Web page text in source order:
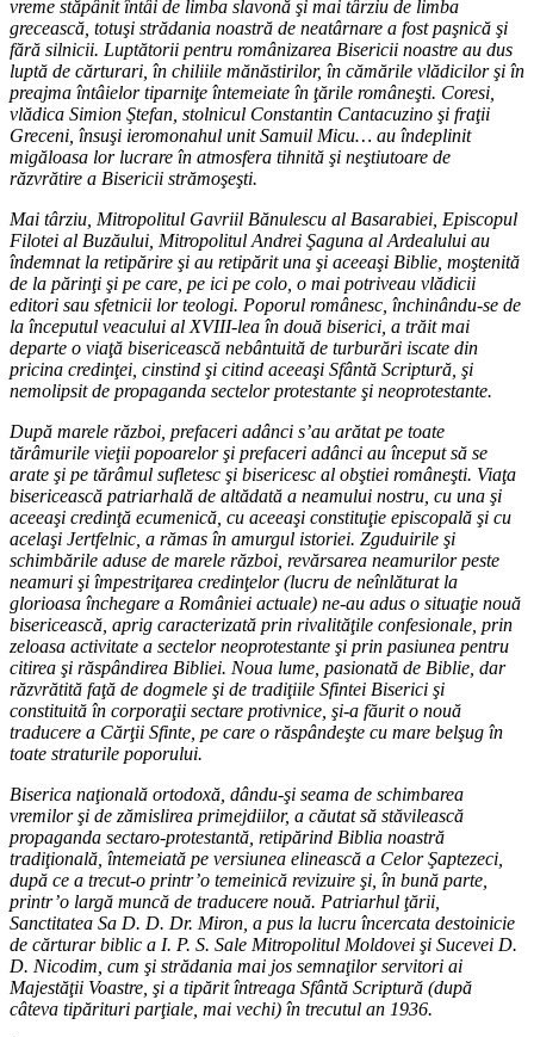
vreme stăpânit întâi de limba slavonă şi mai târziu de limba
grecească, totuşi strădania noastră de neatârnare a fost paşnică şi
fără silnicii. Luptătorii pentru românizarea Bisericii noastre au dus
luptă de cărturari, în chiliile mănăstirilor, în cămările vlădicilor şi în
preajma întâielor tiparniţe întemeiate în ţările româneşti. Coresi,
vlădica Simion Ştefan, stolnicul Constantin Cantacuzino şi fraţii
Greceni, însuşi ieromonahul unit Samuil Micu… au îndeplinit
migăloasa lor lucrare în atmosfera tihnită şi neştiutoare de
răzvrătire a Bisericii strămoşeşti.
Mai târziu, Mitropolitul Gavriil Bănulescu al Basarabiei, Episcopul
Filotei al Buzăului, Mitropolitul Andrei Şaguna al Ardealului au
îndemnat la retipărire şi au retipărit una şi aceeaşi Biblie, moştenită
de la părinţi şi pe care, pe ici pe colo, o mai potriveau vlădicii
editori sau sfetnicii lor teologi. Poporul românesc, închinându-se de
la începutul veacului al XVIII-lea în două biserici, a trăit mai
departe o viaţă bisericească nebântuită de turburări iscate din
pricina credinţei, cinstind şi citind aceeaşi Sfântă Scriptură, şi
nemolipsit de propaganda sectelor protestante şi neoprotestante.
După marele război, prefaceri adânci s’au arătat pe toate
tărâmurile vieţii popoarelor şi prefaceri adânci au început să se
arate şi pe tărâmul sufletesc şi bisericesc al obştiei româneşti. Viaţa
bisericească patriarhală de altădată a neamului nostru, cu una şi
aceeaşi credinţă ecumenică, cu aceeaşi constituţie episcopală şi cu
acelaşi Jertfelnic, a rămas în amurgul istoriei. Zguduirile şi
schimbările aduse de marele război, revărsarea neamurilor peste
neamuri şi împestriţarea credinţelor (lucru de neînlăturat la
glorioasa închegare a României actuale) ne-au adus o situaţie nouă
bisericească, aprig caracterizată prin rivalităţile confesionale, prin
zeloasa activitate a sectelor neoprotestante şi prin pasiunea pentru
citirea şi răspândirea Bibliei. Noua lume, pasionată de Biblie, dar
răzvrătită faţă de dogmele şi de tradiţiile Sfintei Biserici şi
constituită în corporaţii sectare protivnice, şi-a făurit o nouă
traducere a Cărţii Sfinte, pe care o răspândeşte cu mare belşug în
toate straturile poporului.
Biserica naţională ortodoxă, dându-şi seama de schimbarea
vremilor şi de zămislirea primejdiilor, a căutat să stăvilească
propaganda sectaro-protestantă, retipărind Biblia noastră
tradiţională, întemeiată pe versiunea elinească a Celor Şaptezeci,
după ce a trecut-o printr’o temeinică revizuire şi, în bună parte,
printr’o largă muncă de traducere nouă. Patriarhul ţării,
Sanctitatea Sa D. D. Dr. Miron, a pus la lucru încercata destoinicie
de cărturar biblic a I. P. S. Sale Mitropolitul Moldovei şi Sucevei D.
D. Nicodim, cum şi strădania mai jos semnaţilor servitori ai
Majestăţii Voastre, şi a tipărit întreaga Sfântă Scriptură (după
câteva tipărituri parţiale, mai vechi) în trecutul an 1936.